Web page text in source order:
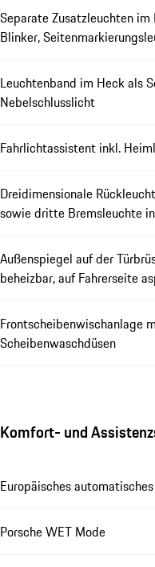
Separate Zusatzleuchten
Blinker,
Leuchtenband im Heck als
Nebelschlusslicht
Fahrlichtassistent inkl.
Dreidimensionale
sowie dritte Bremsleuchte
Außenspiegel auf der
beheizbar, auf Fahrerseite
Frontscheibenwischanlage
Scheibenwaschdüsen
Komfort- und
Europäisches
Porsche WET Mode